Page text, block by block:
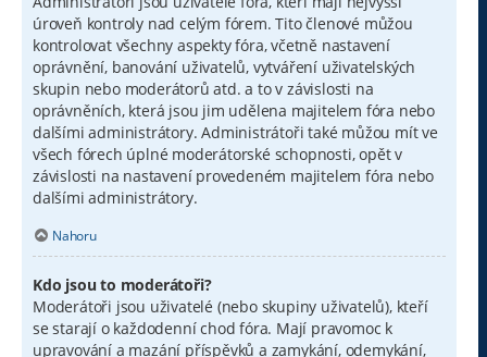
úroveň kontroly nad celým fórem. Tito členové můžou
kontrolovat všechny aspekty fóra, včetně nastavení
oprávnění, banování uživatelů, vytváření uživatelských
skupin nebo moderátorů atd. a to v závislosti na
oprávněních, která jsou jim udělena majitelem fóra nebo
dalšími administrátory. Administrátoři také můžou mít ve
všech fórech úplné moderátorské schopnosti, opět v
závislosti na nastavení provedeném majitelem fóra nebo
dalšími administrátory.
Nahoru
Kdo jsou to moderátoři?
Moderátoři jsou uživatelé (nebo skupiny uživatelů), kteří
se starají o každodenní chod fóra. Mají pravomoc k
upravování a mazání příspěvků a zamykání, odemykání,